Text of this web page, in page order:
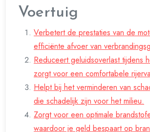
Voertuig
Verbetert de prestaties van de
efficiënte afvoer van
Reduceert geluidsoverlast tijdens
zorgt voor een comfortabele
Helpt bij het verminderen van
die schadelijk zijn voor het milieu.
Zorgt voor een optimale
waardoor je geld bespaart op